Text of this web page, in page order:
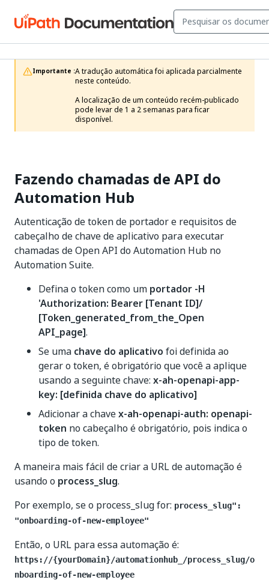
Importante :A tradução automática foi aplicada parcialmente
neste conteúdo.
A localização de um conteúdo recém-publicado
pode levar de 1 a 2 semanas para ficar
disponível.
Fazendo chamadas de API do
Automation Hub
Autenticação de token de portador e requisitos de
cabeçalho de chave de aplicativo para executar
chamadas de Open API do Automation Hub no
Automation Suite.
Defina o token como um portador -H
'Authorization: Bearer [Tenant ID]/
[Token_generated_from_the_Open
API_page].
Se uma chave do aplicativo foi definida ao
gerar o token, é obrigatório que você a aplique
usando a seguinte chave: x-ah-openapi-app-
key: [definida chave do aplicativo]
Adicionar a chavex-ah-openapi-auth: openapi-
token no cabeçalho é obrigatório, pois indica o
tipo de token.
A maneira mais fácil de criar a URL de automação é
usando o process_slug.
Por exemplo, se o process_slug for: process_slug":
"onboarding-of-new-employee"
Então, o URL para essa automação é:
https://{yourDomain}/automationhub_/process_slug/o
nboarding-of-new-employee